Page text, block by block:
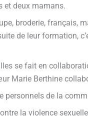
et deux mamans.
broderie, français,
de leur formation,
se fait en
Marie Berthine
personnels de la
la violence